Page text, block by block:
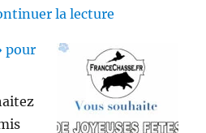
la lecture
pour